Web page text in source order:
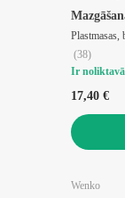
Plastmasas,
(38)
Ir noliktavā
17,40 €
Wenko